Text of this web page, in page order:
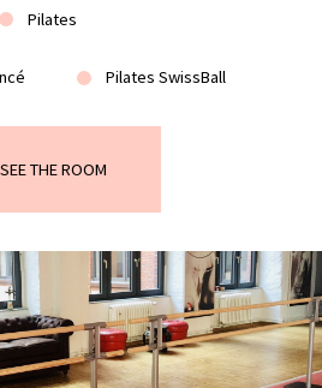
Pilates
Pilates SwissBall
SEE THE ROOM